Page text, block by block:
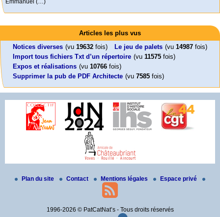
mai 2026 à Saint-Nazaire
« Chaque 1er mai, les travailleuses et travailleurs du monde entier (…)
Leonard Peltier libre !
Leonard Peltier, un Amérindien condamné deux fois à la prison à vie pour
un (…)
En Pays-de-la-Loire le couperet est tombé !
« La présidente Horizons de la région Pays de la Loire veut faire voter ce (…)
Mon CV... Cette perle indique une nouveauté, ou le dernier travail (…)
Articles les plus vus
Notices diverses (vu 19632 fois) Le jeu de palets (vu 14987 fois)
Import tous fichiers Txt d’un répertoire (vu 11575 fois)
Expos et réalisations (vu 10766 fois)
Supprimer la pub de PDF Architecte (vu 7585 fois)
Plan du site Contact Mentions légales Espace privé
1996-2026 © PatCatNat’s - Tous droits réservés